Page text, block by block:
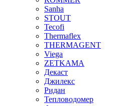
Sanha
STOUT
Tecofi
Thermaflex
THERMAGENT
Viega
ZETKAMA
Декаст
Джилекс
Ридан
Тепловодомер